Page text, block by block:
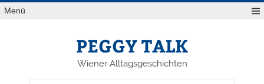
Zum
Inhalt
Menü
PEGGY TALK
Wiener Alltagsgeschichten